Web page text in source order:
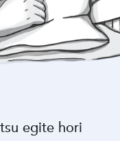
egite hori